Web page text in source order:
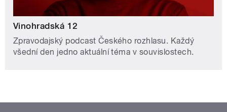
Vinohradská 12
Zpravodajský podcast Českého rozhlasu. Každý
všední den jedno aktuální téma v souvislostech.